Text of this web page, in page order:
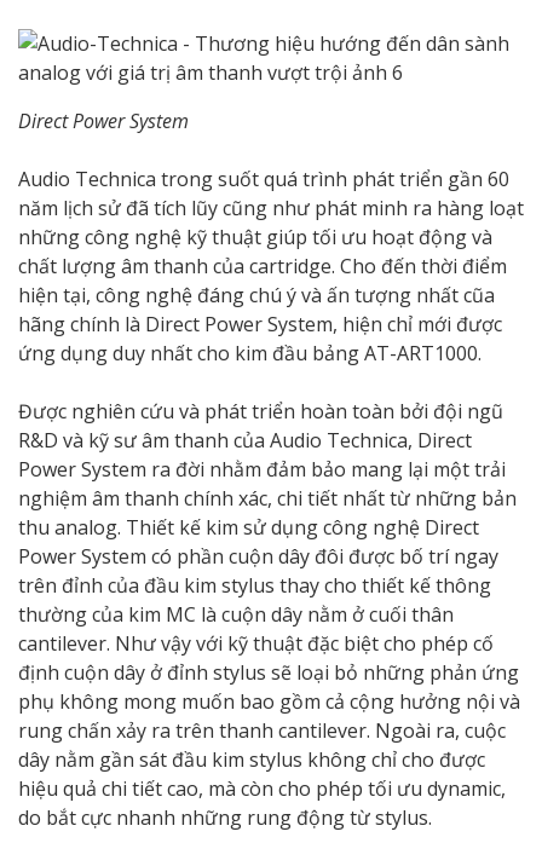
Direct Power System
Audio Technica trong suốt quá trình phát triển gần 60
năm lịch sử đã tích lũy cũng như phát minh ra hàng loạt
những công nghệ kỹ thuật giúp tối ưu hoạt động và
chất lượng âm thanh của cartridge. Cho đến thời điểm
hiện tại, công nghệ đáng chú ý và ấn tượng nhất cũa
hãng chính là Direct Power System, hiện chỉ mới được
ứng dụng duy nhất cho kim đầu bảng AT-ART1000.
Được nghiên cứu và phát triển hoàn toàn bởi đội ngũ
R&D và kỹ sư âm thanh của Audio Technica, Direct
Power System ra đời nhằm đảm bảo mang lại một trải
nghiệm âm thanh chính xác, chi tiết nhất từ những bản
thu analog. Thiết kế kim sử dụng công nghệ Direct
Power System có phần cuộn dây đôi được bố trí ngay
trên đỉnh của đầu kim stylus thay cho thiết kế thông
thường của kim MC là cuộn dây nằm ở cuối thân
cantilever. Như vậy với kỹ thuật đặc biệt cho phép cố
định cuộn dây ở đỉnh stylus sẽ loại bỏ những phản ứng
phụ không mong muốn bao gồm cả cộng hưởng nội và
rung chấn xảy ra trên thanh cantilever. Ngoài ra, cuộc
dây nằm gần sát đầu kim stylus không chỉ cho được
hiệu quả chi tiết cao, mà còn cho phép tối ưu dynamic,
do bắt cực nhanh những rung động từ stylus.